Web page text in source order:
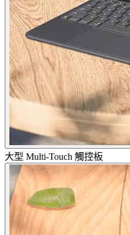
大型 Multi-Touch 觸控板